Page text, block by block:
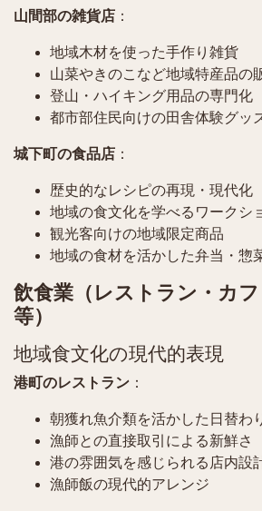
山間部の雑貨店 ：
地域木材を使った手作り雑貨
山菜やきのこなど地域特産品の
登山・ハイキング用品の専門化
都市部住民向けの田舎体験グッ
城下町の食品店 ：
歴史的なレシピの再現・現代化
地域の食文化を学べるワークシ
観光客向けの地域限定商品
地域の食材を活かした弁当・惣
飲食業（レストラン・カ
等）
地域食文化の現代的表現
港町のレストラン ：
朝獲れ魚介類を活かした日替わ
漁師との直接取引による新鮮さ
港の雰囲気を感じられる店内設
漁師飯の現代的アレンジ